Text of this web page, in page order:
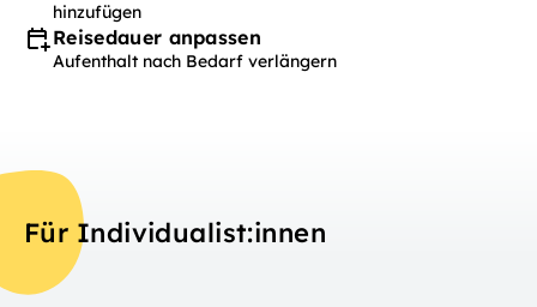
hinzufügen
Reisedauer anpassen
Aufenthalt nach Bedarf verlängern
Für Individualist:innen